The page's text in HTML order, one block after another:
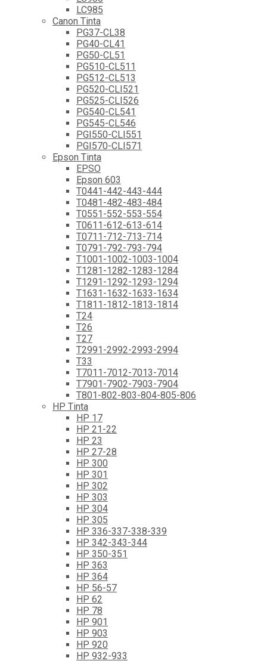
LC985
Canon Tinta
PG37-CL38
PG40-CL41
PG50-CL51
PG510-CL511
PG512-CL513
PG520-CLI521
PG525-CLI526
PG540-CL541
PG545-CL546
PGI550-CLI551
PGI570-CLI571
Epson Tinta
EPSO
Epson 603
T0441-442-443-444
T0481-482-483-484
T0551-552-553-554
T0611-612-613-614
T0711-712-713-714
T0791-792-793-794
T1001-1002-1003-1004
T1281-1282-1283-1284
T1291-1292-1293-1294
T1631-1632-1633-1634
T1811-1812-1813-1814
T24
T26
T27
T2991-2992-2993-2994
T33
T7011-7012-7013-7014
T7901-7902-7903-7904
T801-802-803-804-805-806
HP Tinta
HP 17
HP 21-22
HP 23
HP 27-28
HP 300
HP 301
HP 302
HP 303
HP 304
HP 305
HP 336-337-338-339
HP 342-343-344
HP 350-351
HP 363
HP 364
HP 56-57
HP 62
HP 78
HP 901
HP 903
HP 920
HP 932-933